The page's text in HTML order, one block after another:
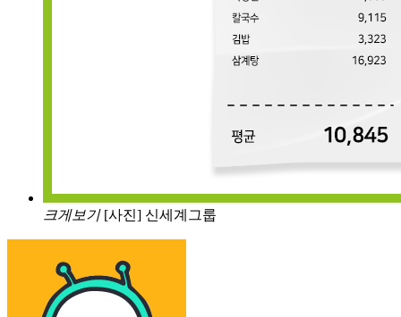
크게보기 [사진] 신세계그룹